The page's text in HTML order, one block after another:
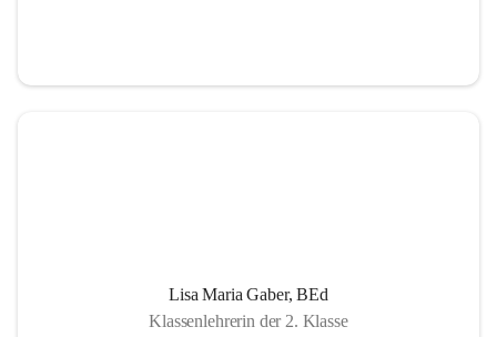
Lisa Maria Gaber, BEd
Klassenlehrerin der 2. Klasse